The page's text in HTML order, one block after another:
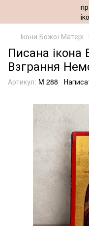
Ікони Божої Матері
Писана ікона
Взграння
Артикул: M 288